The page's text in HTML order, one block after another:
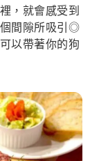
，就會感受到
間隙所吸引◎
以帶著你的狗